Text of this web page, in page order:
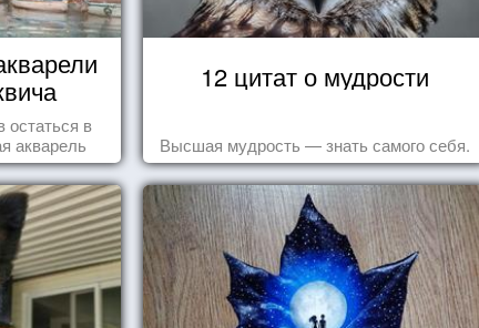
остаться в
акварель
мира.
12 цитат о мудрости
Высшая мудрость — знать самого себя.